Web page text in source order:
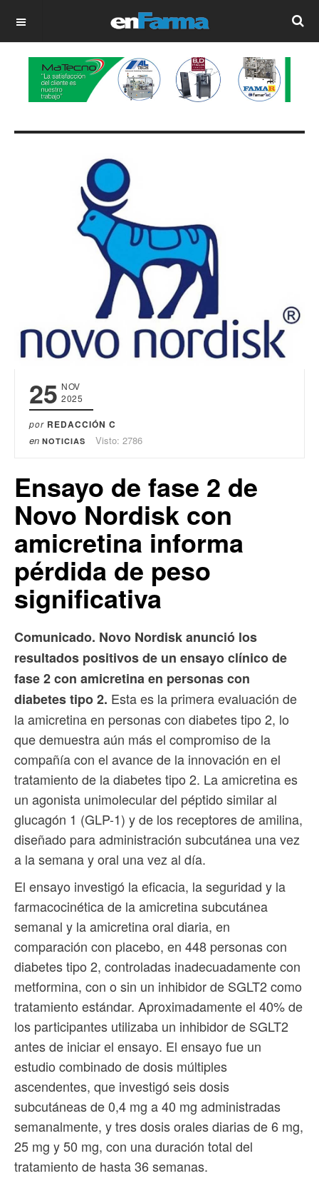
OFF CANVAS
25 NOV
2025
por REDACCIÓN C
en NOTICIAS Visto: 2786
Ensayo de fase 2 de
Novo Nordisk con
amicretina informa
pérdida de peso
significativa
Comunicado. Novo Nordisk anunció los
resultados positivos de un ensayo clínico de
fase 2 con amicretina en personas con
diabetes tipo 2. Esta es la primera evaluación de
la amicretina en personas con diabetes tipo 2, lo
que demuestra aún más el compromiso de la
compañía con el avance de la innovación en el
tratamiento de la diabetes tipo 2. La amicretina es
un agonista unimolecular del péptido similar al
glucagón 1 (GLP-1) y de los receptores de amilina,
diseñado para administración subcutánea una vez
a la semana y oral una vez al día.
El ensayo investigó la eficacia, la seguridad y la
farmacocinética de la amicretina subcutánea
semanal y la amicretina oral diaria, en
comparación con placebo, en 448 personas con
diabetes tipo 2, controladas inadecuadamente con
metformina, con o sin un inhibidor de SGLT2 como
tratamiento estándar. Aproximadamente el 40% de
los participantes utilizaba un inhibidor de SGLT2
antes de iniciar el ensayo. El ensayo fue un
estudio combinado de dosis múltiples
ascendentes, que investigó seis dosis
subcutáneas de 0,4 mg a 40 mg administradas
semanalmente, y tres dosis orales diarias de 6 mg,
25 mg y 50 mg, con una duración total del
tratamiento de hasta 36 semanas.